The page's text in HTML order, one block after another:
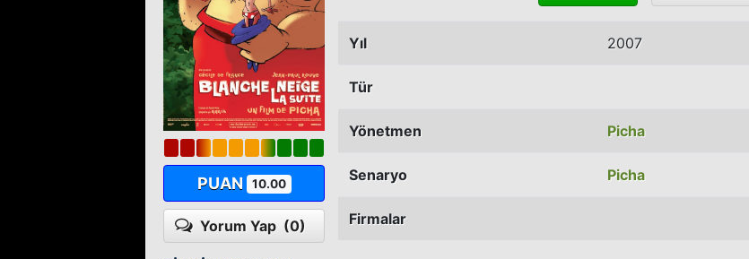
PUAN 10.00
Yorum Yap (0)
Yıl 2007
Tür
Yönetmen Picha
Senaryo Picha
Firmalar